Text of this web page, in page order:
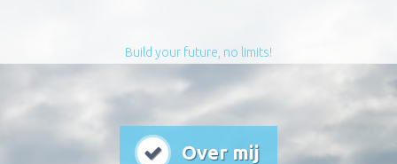
Build your future, no limits!
Over mij